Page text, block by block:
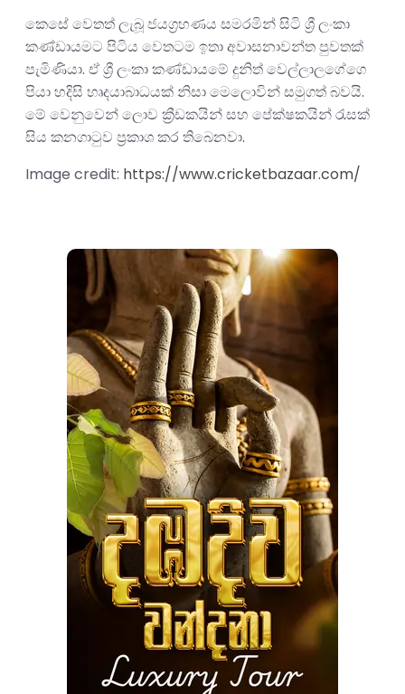
කෙසේ වෙතත් ලැබූ ජයග්‍රහණය සමරමින් සිටි ශ්‍රී ලංකා
කණ්ඩායමට පිටිය වෙතටම ඉතා අවාසනාවන්ත පුවතක්
පැමිණියා. ඒ ශ්‍රී ලංකා කණ්ඩායමේ දුනිත් වෙල්ලාලගේගෙ
පියා හදිසි හෘදයාබාධයක් නිසා මෙලොවින් සමුගත් බවයි.
මේ වෙනුවෙන් ලොව ක්‍රීඩකයින් සහ පේක්ෂකයින් රැසක්
සිය කනගාටුව ප්‍රකාශ කර තිබෙනවා.
Image credit: https://www.cricketbazaar.com/